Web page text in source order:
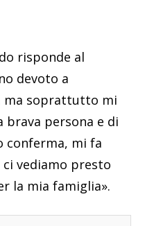
risponde al
devoto a
ma soprattutto mi
brava persona e di
conferma, mi fa
vediamo presto
la mia famiglia».